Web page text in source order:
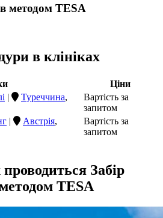
методом TESA
в клініках
Ціни
| Туреччина,
Вартість за
запитом
| Австрія,
Вартість за
запитом
Забір
TESA